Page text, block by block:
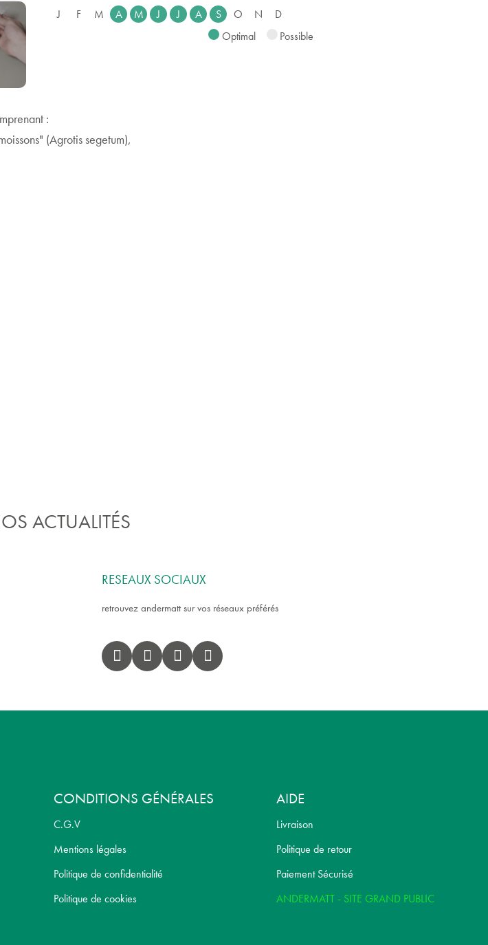
J F M A M J J A S O N
D
Optimal
Possible
:
(Agrotis segetum),
ACTUALITÉS
RESEAUX SOCIAUX
retrouvez andermatt sur vos réseaux préférés
CONDITIONS GÉNÉRALES
C.G.V
Mentions légales
Politique de confidentialité
Politique de cookies
AIDE
Livraison
Politique de retour
Paiement Sécurisé
ANDERMATT - SITE GRAND PUBLIC